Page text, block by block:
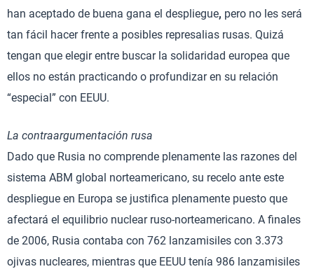
han aceptado de buena gana el despliegue, pero no les será
tan fácil hacer frente a posibles represalias rusas. Quizá
tengan que elegir entre buscar la solidaridad europea que
ellos no están practicando o profundizar en su relación
“especial” con EEUU.
La contraargumentación rusa
Dado que Rusia no comprende plenamente las razones del
sistema ABM global norteamericano, su recelo ante este
despliegue en Europa se justifica plenamente puesto que
afectará el equilibrio nuclear ruso-norteamericano. A finales
de 2006, Rusia contaba con 762 lanzamisiles con 3.373
ojivas nucleares, mientras que EEUU tenía 986 lanzamisiles